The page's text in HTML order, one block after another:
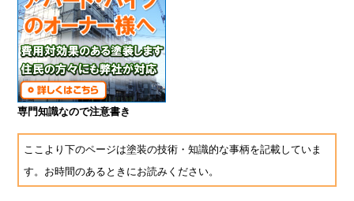
専門知識なので注意書き
ここより下のページは塗装の技術・知識的な事柄を記載していま
す。お時間のあるときにお読みください。